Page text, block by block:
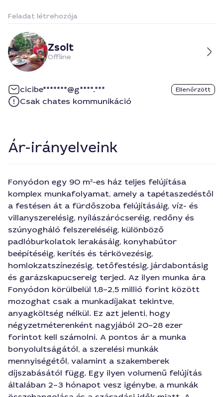
Feladat létrehozója
Zsolt
Offline
cicibe*******@g****.*** Ellenőrzött
Csak chates kommunikáció
Ár-irányelveink
Fonyódon egy 90 m²-es ház teljes felújítása
komplex munkafolyamat, amely a tapétaszedéstől
a festésen át a fürdőszoba felújításáig, víz- és
villanyszerelésig, nyílászárócseréig, redőny és
szúnyogháló felszereléséig, különböző
padlóburkolatok lerakásáig, konyhabútor
beépítéséig, kerítés és térkövezésig,
homlokzatszínezésig, tetőfestésig, járdabontásig
és garázskapucsereig terjed. Az ilyen munka ára
Fonyódon körülbelül 1,8–2,5 millió forint között
mozoghat csak a munkadíjakat tekintve,
anyagköltség nélkül. Ez azt jelenti, hogy
négyzetméterenként nagyjából 20–28 ezer
forintot kell számolni. A pontos ár a munka
bonyolultságától, a szerelési munkák
mennyiségétől, valamint a szakemberek
díjszabásától függ. Egy ilyen volumenű felújítás
általában 2–3 hónapot vesz igénybe, a munkák